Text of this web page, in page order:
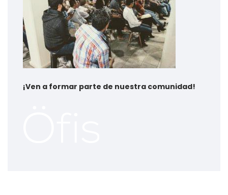
¡Ven a formar parte de nuestra comunidad!